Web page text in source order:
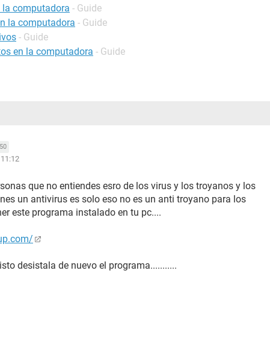
la computadora - Guide
la computadora - Guide
- Guide
en la computadora - Guide
que no entiendes esro de los virus y los troyanos y los
un antivirus es solo eso no es un anti troyano para los
este programa instalado en tu pc....
desistala de nuevo el programa...........